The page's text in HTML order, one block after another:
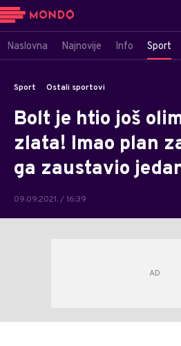
Naslovna Najnovije Info Sport
Sport Ostali sportovi
Bolt je htio još
zlata! Imao plan
ga zaustavio
09.09.2021. / 16:39